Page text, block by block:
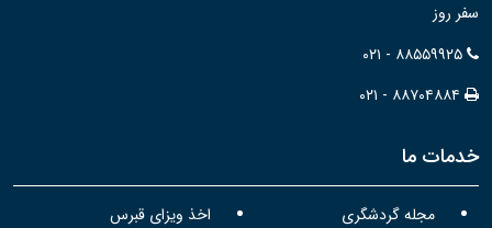
سفر روز
۰۲۱ - ۸۸۵۵۹۹۲۵
۰۲۱ - ۸۸۷۰۴۸۸۴
خدمات ما
مجله گردشگری
اخذ ویزای قبرس